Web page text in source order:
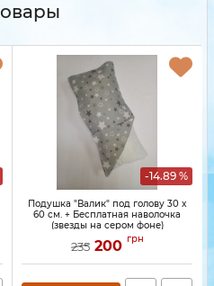
-14.89 %
Подушка "Валик" под голову 30 x
60 см. + Бесплатная наволочка
(звезды на сером фоне)
235 200 грн